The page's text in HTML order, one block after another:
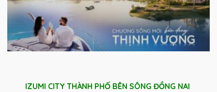
IZUMI CITY THÀNH PHỐ BÊN SÔNG ĐỒNG NAI